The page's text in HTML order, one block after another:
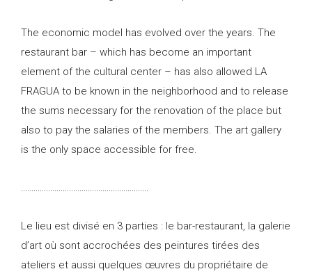
The economic model has evolved over the years. The
restaurant bar – which has become an important
element of the cultural center – has also allowed LA
FRAGUA to be known in the neighborhood and to release
the sums necessary for the renovation of the place but
also to pay the salaries of the members. The art gallery
is the only space accessible for free.
…………………………………………………….
Le lieu est divisé en 3 parties : le bar-restaurant, la galerie
d’art où sont accrochées des peintures tirées des
ateliers et aussi quelques œuvres du propriétaire de